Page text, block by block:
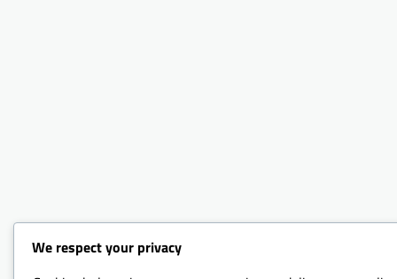
We respect your privacy